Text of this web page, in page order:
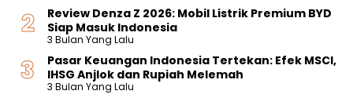
Review Denza Z 2026: Mobil Listrik Premium BYD
Siap Masuk Indonesia
3 Bulan Yang Lalu
Pasar Keuangan Indonesia Tertekan: Efek MSCI,
IHSG Anjlok dan Rupiah Melemah
3 Bulan Yang Lalu